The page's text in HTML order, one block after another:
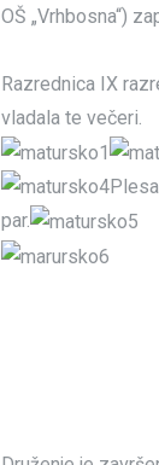
OŠ „Vrhbosna“)
Razrednica IX
vladala te večeri.
par.